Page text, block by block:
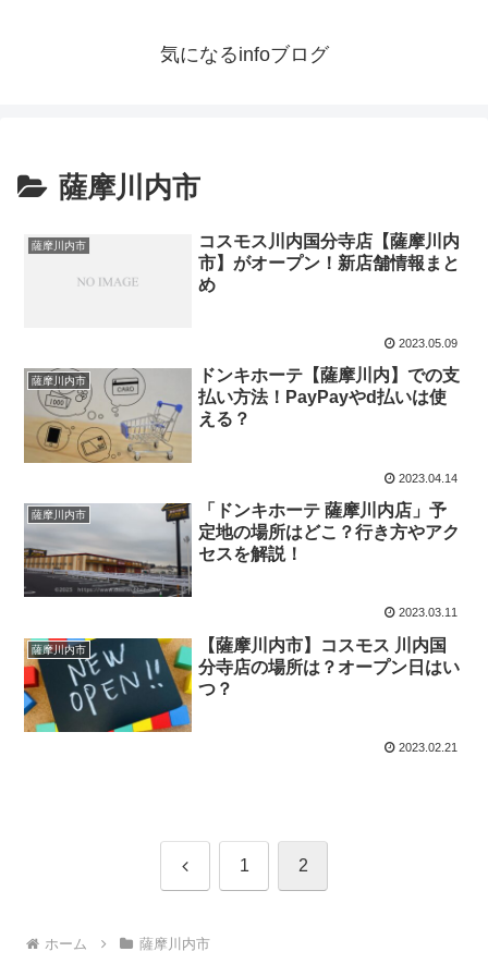
気になるinfoブログ
薩摩川内市
薩摩川内市
コスモス川内国分寺店【薩摩川内
市】がオープン！新店舗情報まと
め
2023.05.09
薩摩川内市
ドンキホーテ【薩摩川内】での支
払い方法！PayPayやd払いは使
える？
2023.04.14
薩摩川内市
「ドンキホーテ 薩摩川内店」予
定地の場所はどこ？行き方やアク
セスを解説！
2023.03.11
薩摩川内市
【薩摩川内市】コスモス 川内国
分寺店の場所は？オープン日はい
つ？
2023.02.21
前 1 2
ホーム 薩摩川内市